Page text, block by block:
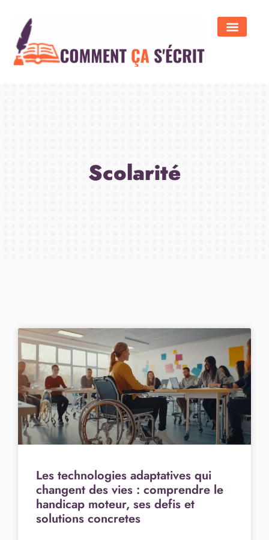
Scolarité
Les technologies adaptatives qui
changent des vies : comprendre le
handicap moteur, ses defis et
solutions concretes